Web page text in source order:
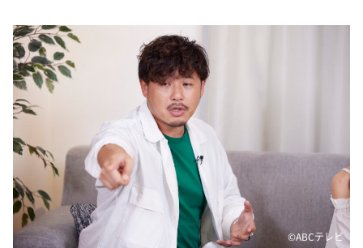
©ABCテレビ